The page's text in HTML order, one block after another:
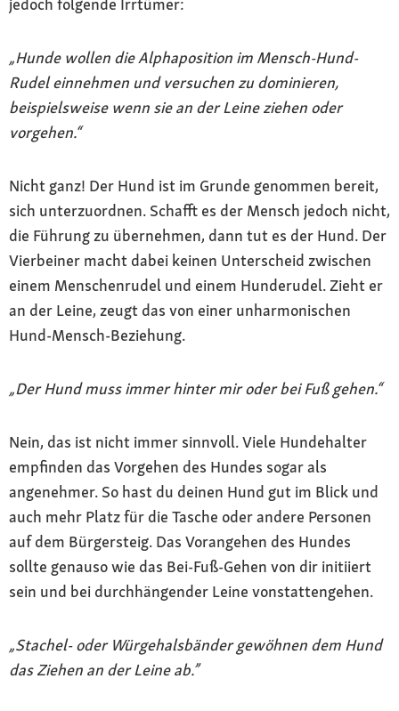
„Hunde wollen die Alphaposition im Mensch-Hund-
Rudel einnehmen und versuchen zu dominieren,
beispielsweise wenn sie an der Leine ziehen oder
vorgehen.“
Nicht ganz! Der Hund ist im Grunde genommen bereit,
sich unterzuordnen. Schafft es der Mensch jedoch nicht,
die Führung zu übernehmen, dann tut es der Hund. Der
Vierbeiner macht dabei keinen Unterscheid zwischen
einem Menschenrudel und einem Hunderudel. Zieht er
an der Leine, zeugt das von einer unharmonischen
Hund-Mensch-Beziehung.
„Der Hund muss immer hinter mir oder bei Fuß gehen.“
Nein, das ist nicht immer sinnvoll. Viele Hundehalter
empfinden das Vorgehen des Hundes sogar als
angenehmer. So hast du deinen Hund gut im Blick und
auch mehr Platz für die Tasche oder andere Personen
auf dem Bürgersteig. Das Vorangehen des Hundes
sollte genauso wie das Bei-Fuß-Gehen von dir initiiert
sein und bei durchhängender Leine vonstattengehen.
„Stachel- oder Würgehalsbänder gewöhnen dem Hund
das Ziehen an der Leine ab.”